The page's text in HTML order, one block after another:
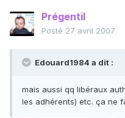
Prégentil
Posté 27 avril 2007
Edouard1984 a dit :
mais aussi qq libéraux
les adhérents) etc. ça ne